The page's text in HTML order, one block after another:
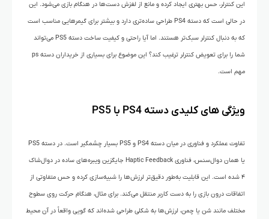
این کنترلر، حس بهتری ایجاد کرده و مانع از لغزش دست‌ها در هنگام بازی می‌شود. این
در حالی است که دسته PS4 طراحی ساده‌تری دارد و بیشتر برای گیمرهایی مناسب است
که به دنبال کنترلر سبک‌تر هستند. اما آیا راحتی و کیفیت ساخت دسته PS5 می‌تواند
شما را برای تعویض کنترلر ترغیب کند؟ این موضوع برای بسیاری از خریداران دسته ps
مهم است.
ویژگی‌ های کلیدی دسته PS4 با PS5
تفاوت‌ عملکرد و فناوری در میان دسته PS4 و PS5 بسیار چشمگیر است. در دسته PS5
یا همان دوال‌سنس، فناوری Haptic Feedback جایگزین ویبره‌های ساده در دوال‌شاک
۴ شده است. این قابلیت به‌طور دقیق‌تر لرزش‌ها را شبیه‌سازی کرده و حس متفاوتی از
اتفاقات درون بازی را به دست کاربر منتقل می‌کند. برای مثال، هنگام حرکت روی سطوح
مختلف مانند شن یا چمن، لرزش‌ها به شکلی طراحی شده‌اند که گویی واقعاً در آن محیط